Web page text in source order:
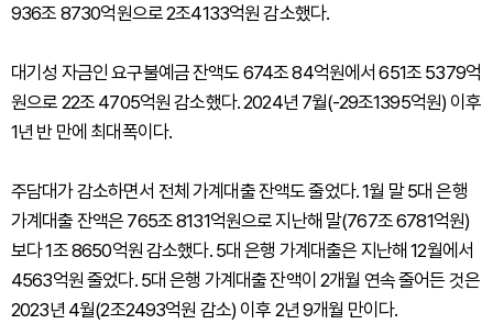
936조 8730억원으로 2조4133억원 감소했다.
대기성 자금인 요구불예금 잔액도 674조 84억원에서 651조 5379억
원으로 22조 4705억원 감소했다. 2024년 7월(-29조1395억원) 이후
1년 반 만에 최대폭이다.
주담대가 감소하면서 전체 가계대출 잔액도 줄었다. 1월 말 5대 은행
가계대출 잔액은 765조 8131억원으로 지난해 말(767조 6781억원)
보다 1조 8650억원 감소했다. 5대 은행 가계대출은 지난해 12월에서
4563억원 줄었다. 5대 은행 가계대출 잔액이 2개월 연속 줄어든 것은
2023년 4월(2조2493억원 감소) 이후 2년 9개월 만이다.